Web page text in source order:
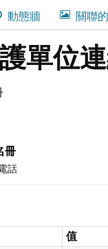
動態牆 關聯的
單位
冊
話
值